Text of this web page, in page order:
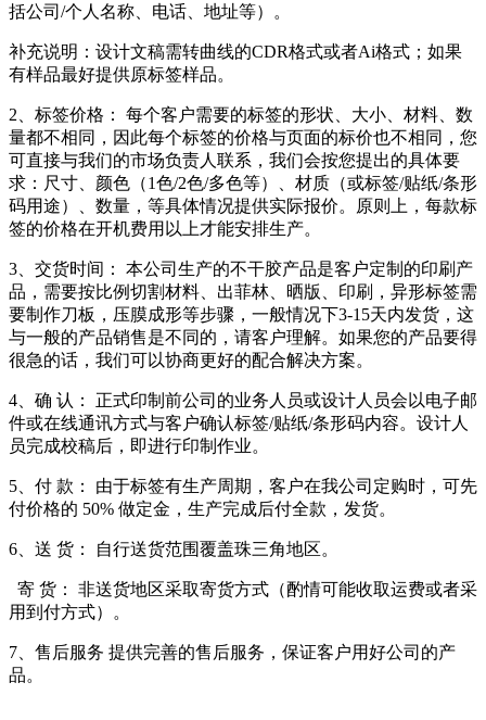
括公司/个人名称、电话、地址等）。
补充说明：设计文稿需转曲线的CDR格式或者Ai格式；如果
有样品最好提供原标签样品。
2、标签价格： 每个客户需要的标签的形状、大小、材料、数
量都不相同，因此每个标签的价格与页面的标价也不相同，您
可直接与我们的市场负责人联系，我们会按您提出的具体要
求：尺寸、颜色（1色/2色/多色等）、材质（或标签/贴纸/条形
码用途）、数量，等具体情况提供实际报价。原则上，每款标
签的价格在开机费用以上才能安排生产。
3、交货时间： 本公司生产的不干胶产品是客户定制的印刷产
品，需要按比例切割材料、出菲林、晒版、印刷，异形标签需
要制作刀板，压膜成形等步骤，一般情况下3-15天内发货，这
与一般的产品销售是不同的，请客户理解。如果您的产品要得
很急的话，我们可以协商更好的配合解决方案。
4、确 认： 正式印制前公司的业务人员或设计人员会以电子邮
件或在线通讯方式与客户确认标签/贴纸/条形码内容。设计人
员完成校稿后，即进行印制作业。
5、付 款： 由于标签有生产周期，客户在我公司定购时，可先
付价格的 50% 做定金，生产完成后付全款，发货。
6、送 货： 自行送货范围覆盖珠三角地区。
寄 货： 非送货地区采取寄货方式（酌情可能收取运费或者采
用到付方式）。
7、售后服务 提供完善的售后服务，保证客户用好公司的产
品。